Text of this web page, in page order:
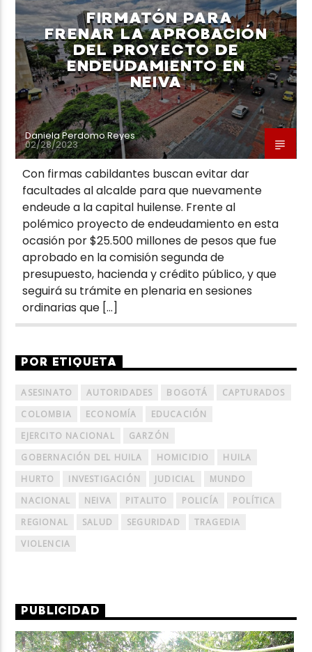
Neiva Estereo
FIRMATÓN PARA
FRENAR LA APROBACIÓN
DEL PROYECTO DE
ENDEUDAMIENTO EN
NEIVA
Daniela Perdomo Reyes
02/28/2023
Con firmas cabildantes buscan evitar dar
facultades al alcalde para que nuevamente
endeude a la capital huilense. Frente al
polémico proyecto de endeudamiento en esta
ocasión por $25.500 millones de pesos que fue
aprobado en la comisión segunda de
presupuesto, hacienda y crédito público, y que
seguirá su trámite en plenaria en sesiones
ordinarias que […]
POR ETIQUETA
ASESINATO AUTORIDADES BOGOTÁ
CAPTURADOS
COLOMBIA
ECONOMÍA
EDUCACIÓN
EJERCITO NACIONAL
GARZÓN
GOBERNACIÓN DEL HUILA
HOMICIDIO
HUILA
HURTO
INVESTIGACIÓN JUDICIAL
MUNDO
NACIONAL
NEIVA PITALITO POLICÍA
POLÍTICA
REGIONAL
SALUD SEGURIDAD
TRAGEDIA
VIOLENCIA
PUBLICIDAD